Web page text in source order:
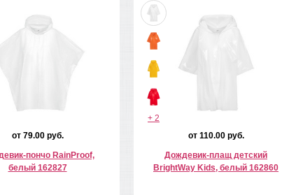
от 79.00 руб.
пончо RainProof,
белый 162827
+ 2
от 110.00 руб.
Дождевик-плащ детский
BrightWay Kids, белый 162860